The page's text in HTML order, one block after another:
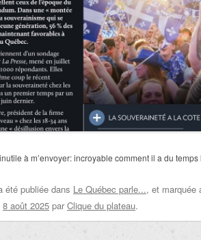
à m’envoyer: incroyable comment il a du
été publiée dans Le Québec parle..., et marquée
8 août 2025 par Clique du plateau.